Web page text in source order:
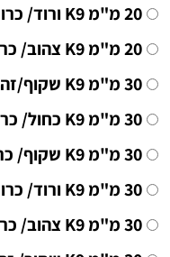
20 מ"מ K9 ורוד/ כרום
20 מ"מ K9 צהוב/ כרום
30 מ"מ K9 שקוף/זהב
30 מ"מ K9 כחול/ כרום
30 מ"מ K9 שקוף/ כרום
30 מ"מ K9 ורוד/ כרום
30 מ"מ K9 צהוב/ כרום